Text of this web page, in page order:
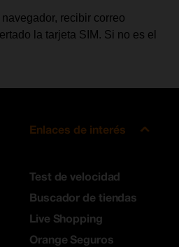
recibir correo
la tarjeta SIM. Si no es el
Enlaces de interés
Test de velocidad
Buscador de tiendas
Live Shopping
Orange Seguros